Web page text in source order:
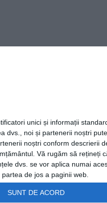
unici și informații
dvs., noi și partenerii noștri
noștri conform descrierii
Vă rugăm să rețineți
dvs. se vor aplica numai
de jos a paginii web.
SUNT DE ACORD